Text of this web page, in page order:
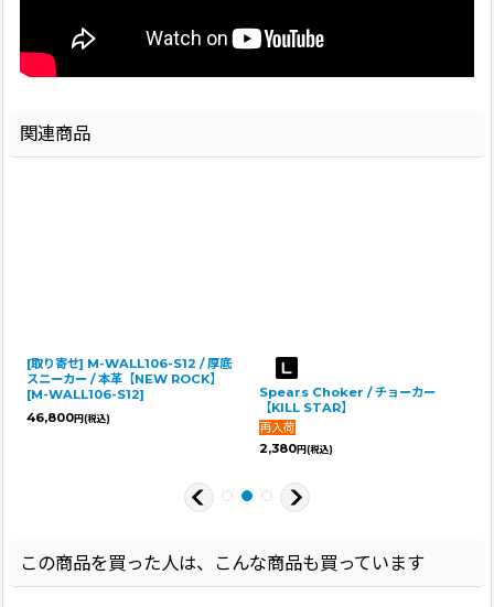
関連商品
[取り寄せ] M-WALL106-S12 / 厚底
スニーカー / 本革【NEW ROCK】
[M-WALL106-S12]
46,800円 (税込)
Spears Choker / チョーカー
【KILL STAR】
2,380円 (税込)
この商品を買った人は、こんな商品も買っています